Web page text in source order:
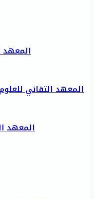
المعهد
المعهد التقاني للعلوم
المعهد